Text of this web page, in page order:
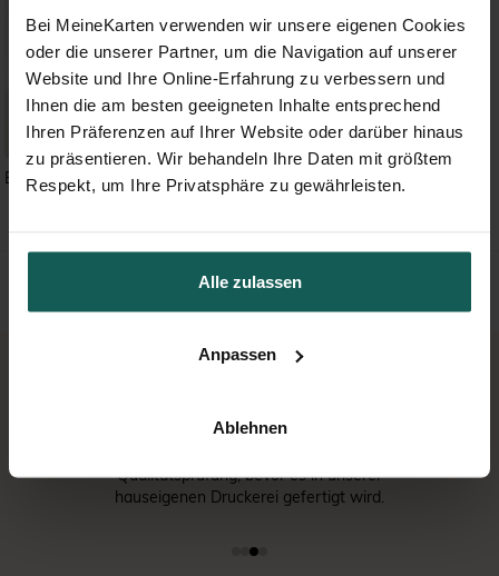
Bei MeineKarten verwenden wir unsere eigenen Cookies
oder die unserer Partner, um die Navigation auf unserer
Website und Ihre Online-Erfahrung zu verbessern und
Ihnen die am besten geeigneten Inhalte entsprechend
Ihren Präferenzen auf Ihrer Website oder darüber hinaus
zu präsentieren. Wir behandeln Ihre Daten mit größtem
Respekt, um Ihre Privatsphäre zu gewährleisten.
Alle zulassen
Anpassen
Ablehnen
Blanco - Geschenkbox (N340271)
SORGFÄLTIGE QUALITÄTSPRÜFUNG
Qualitätsprüfung, bevor es in unserer
hauseigenen Druckerei gefertigt wird.